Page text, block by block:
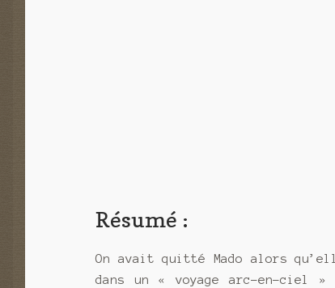
Résumé :
On avait quitté Mado alors
dans un « voyage arc-en-ciel »